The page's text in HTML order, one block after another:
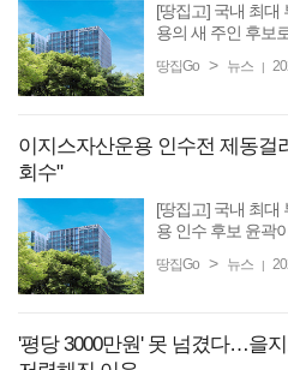
[땅집고] 국내 최대
용의 새 주인 후보
모 개발 사업이 외
땅집Go > 뉴스 |
이지스자산운용 인수전 제동
회수"
[땅집고] 국내 최대
용 인수 후보 윤곽
전에 제동이 걸릴 전망이다. 11일
땅집Go > 뉴스 |
'평당 3000만원' 못 넘겼다…을